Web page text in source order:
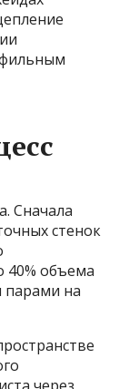
Сначала
стенок
40% объема
парами на